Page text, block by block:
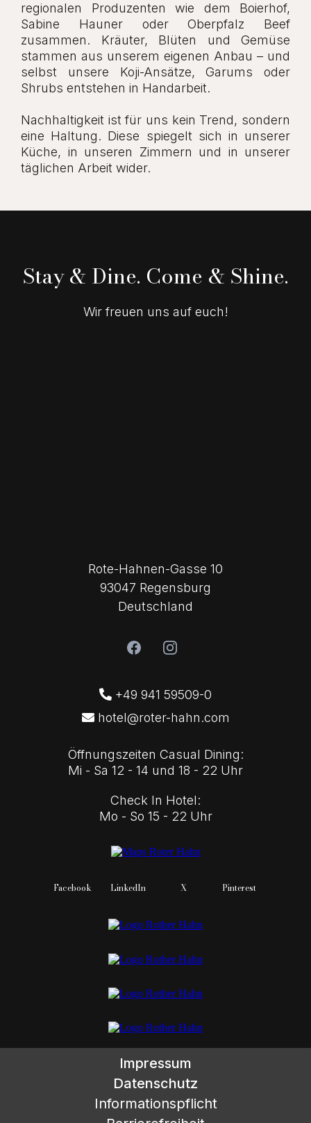
regionalen Produzenten wie dem Boierhof,
Sabine Hauner oder Oberpfalz Beef
zusammen. Kräuter, Blüten und Gemüse
stammen aus unserem eigenen Anbau – und
selbst unsere Koji-Ansätze, Garums oder
Shrubs entstehen in Handarbeit.
Nachhaltigkeit ist für uns kein Trend, sondern
eine Haltung. Diese spiegelt sich in unserer
Küche, in unseren Zimmern und in unserer
täglichen Arbeit wider.
Stay & Dine. Come & Shine.
Wir freuen uns auf euch!
Rote-Hahnen-Gasse 10
93047 Regensburg
Deutschland
+49 941 59509-0
hotel@roter-hahn.com
Öffnungszeiten Casual Dining:
Mi - Sa 12 - 14 und 18 - 22 Uhr
Check In Hotel:
Mo - So 15 - 22 Uhr
Facebook LinkedIn X Pinterest
Impressum
Datenschutz
Informationspflicht